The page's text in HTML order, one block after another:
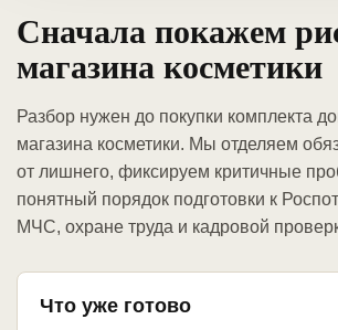
Сначала покажем
магазина косметики
Разбор нужен до покупки комплекта
магазина косметики. Мы отделяем
от лишнего, фиксируем критичные
понятный порядок подготовки к
МЧС, охране труда и кадровой
Что уже готово